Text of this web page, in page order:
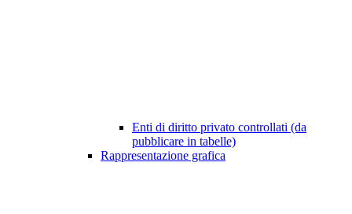
Enti di diritto privato controllati (da
pubblicare in tabelle)
Rappresentazione grafica